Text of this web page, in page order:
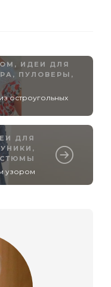
, ИДЕИ ДЛЯ
ПУЛОВЕРЫ,
остроугольных
ДЛЯ
узором